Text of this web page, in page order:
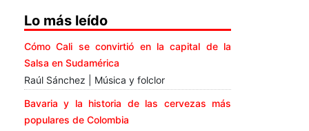
Lo más leído
Cómo Cali se convirtió en la capital de la
Salsa en Sudamérica
Raúl Sánchez | Música y folclor
Bavaria y la historia de las cervezas más
populares de Colombia